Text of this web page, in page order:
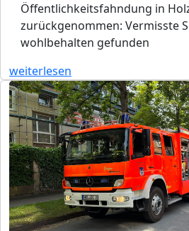
Öffentlichkeitsfahndung in
zurückgenommen: Vermisste
wohlbehalten gefunden
weiterlesen